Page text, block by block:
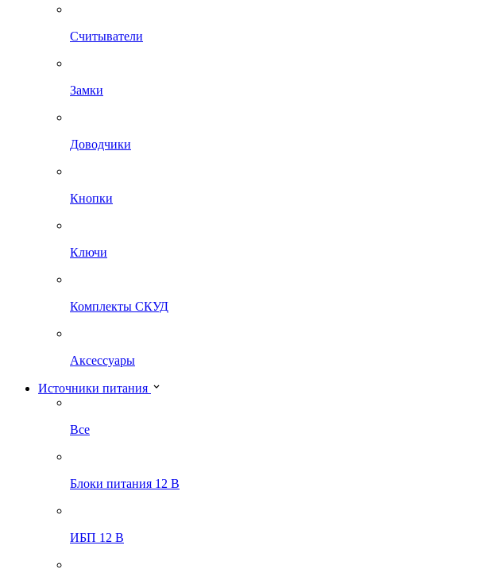
Считыватели
Замки
Доводчики
Кнопки
Ключи
Комплекты СКУД
Аксессуары
Источники питания
Все
Блоки питания 12 В
ИБП 12 В